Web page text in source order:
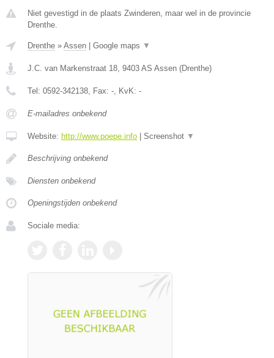
Niet gevestigd in de plaats Zwinderen, maar wel in de provincie
Drenthe.
Drenthe » Assen Google maps ▼
J.C. van Markenstraat 18 9403 AS Assen (Drenthe)
Tel: 0592-342138 , Fax: - , KvK: -
E-mailadres onbekend
Website: http://www.poepe.info Screenshot ▼
Beschrijving onbekend
Diensten onbekend
Openingstijden onbekend
Sociale media: